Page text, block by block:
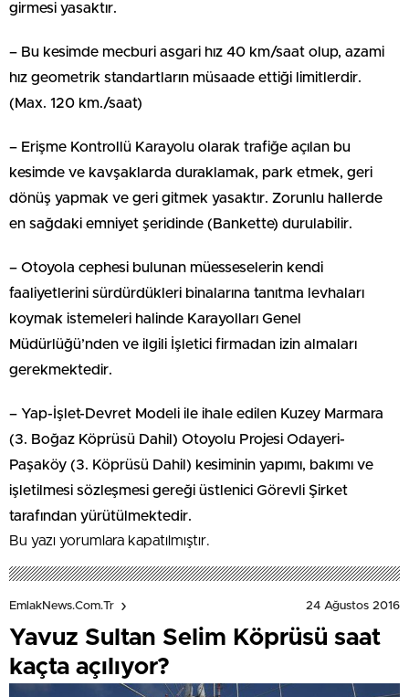
girmesi yasaktır.
– Bu kesimde mecburi asgari hız 40 km/saat olup, azami
hız geometrik standartların müsaade ettiği limitlerdir.
(Max. 120 km./saat)
– Erişme Kontrollü Karayolu olarak trafiğe açılan bu
kesimde ve kavşaklarda duraklamak, park etmek, geri
dönüş yapmak ve geri gitmek yasaktır. Zorunlu hallerde
en sağdaki emniyet şeridinde (Bankette) durulabilir.
– Otoyola cephesi bulunan müesseselerin kendi
faaliyetlerini sürdürdükleri binalarına tanıtma levhaları
koymak istemeleri halinde Karayolları Genel
Müdürlüğü’nden ve ilgili İşletici firmadan izin almaları
gerekmektedir.
– Yap-İşlet-Devret Modeli ile ihale edilen Kuzey Marmara
(3. Boğaz Köprüsü Dahil) Otoyolu Projesi Odayeri-
Paşaköy (3. Köprüsü Dahil) kesiminin yapımı, bakımı ve
işletilmesi sözleşmesi gereği üstlenici Görevli Şirket
tarafından yürütülmektedir.
Bu yazı yorumlara kapatılmıştır.
EmlakNews.com.tr 24 Ağustos 2016
Yavuz Sultan Selim Köprüsü saat
kaçta açılıyor?